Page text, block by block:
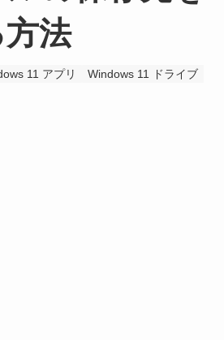
法
11 アプリ
Windows 11 ドライブ